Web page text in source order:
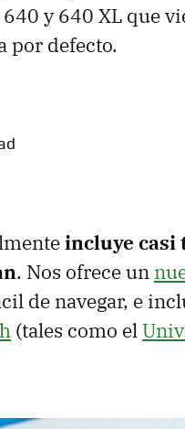
y 640 XL que
por defecto.
incluye casi
. Nos ofrece un
de navegar, e
(tales como el